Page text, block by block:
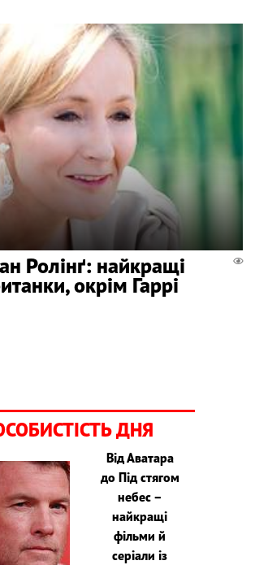
Ролінґ: найкращі
окрім Гаррі
ДНЯ
Від Аватара
до Під стягом
небес –
найкращі
фільми й
серіали із